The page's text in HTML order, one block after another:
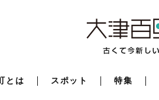
とは スポット 特集